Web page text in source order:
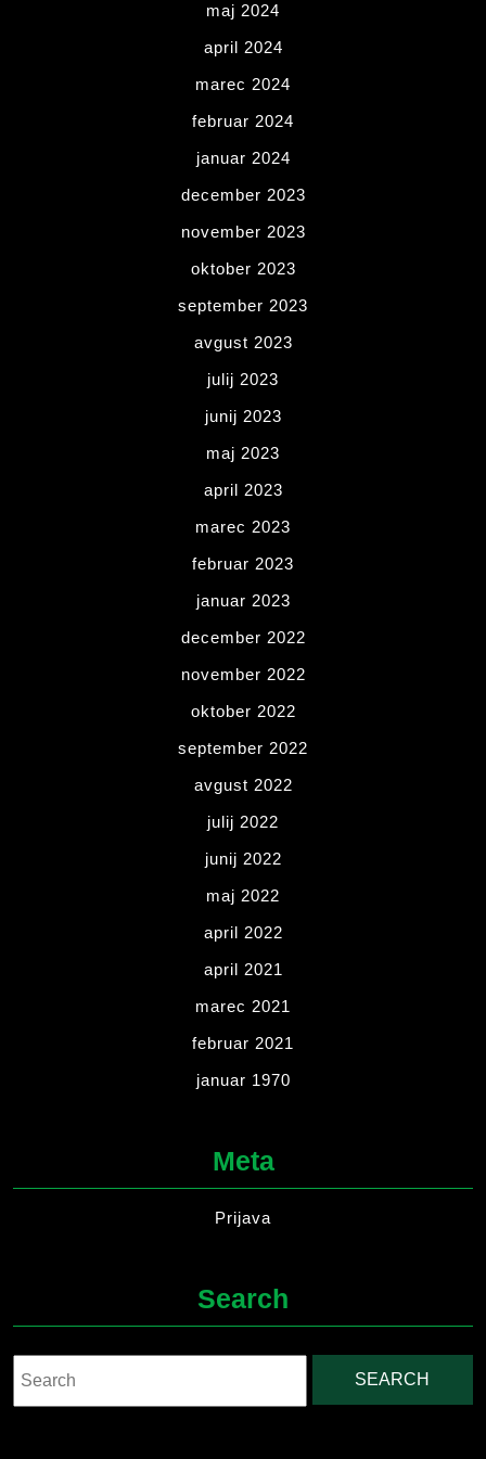
maj 2024
april 2024
marec 2024
februar 2024
januar 2024
december 2023
november 2023
oktober 2023
september 2023
avgust 2023
julij 2023
junij 2023
maj 2023
april 2023
marec 2023
februar 2023
januar 2023
december 2022
november 2022
oktober 2022
september 2022
avgust 2022
julij 2022
junij 2022
maj 2022
april 2022
april 2021
marec 2021
februar 2021
januar 1970
Meta
Prijava
Search
for: